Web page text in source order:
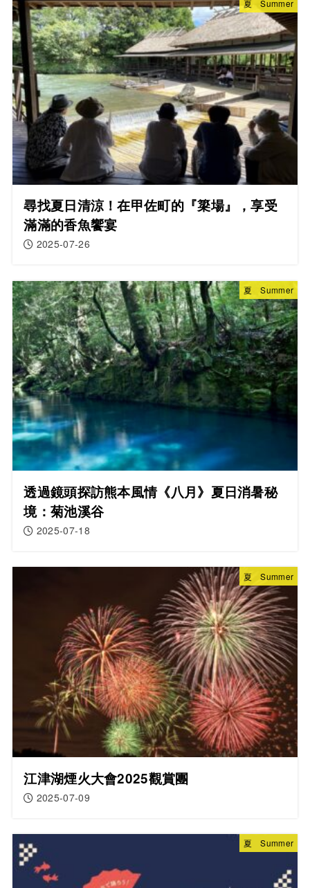
夏 Summer
尋找夏日清涼！在甲佐町的『簗場』，享受
滿滿的香魚饗宴
2025-07-26
夏 Summer
透過鏡頭探訪熊本風情《八月》夏日消暑秘
境：菊池溪谷
2025-07-18
夏 Summer
江津湖煙火大會2025觀賞團
2025-07-09
夏 Summer